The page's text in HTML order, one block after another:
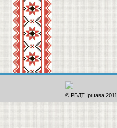
© РБДТ Іршава 2011